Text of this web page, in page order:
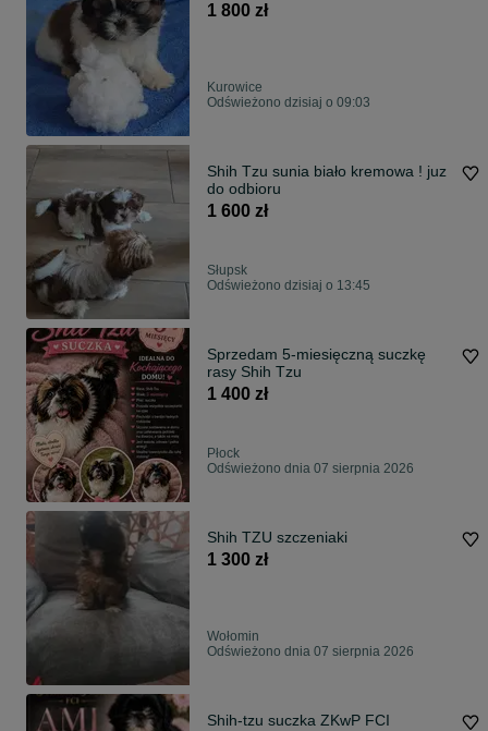
1 800 zł
Kurowice
Odświeżono dzisiaj o 09:03
Shih Tzu sunia biało kremowa ! juz
do odbioru
1 600 zł
Słupsk
Odświeżono dzisiaj o 13:45
Sprzedam 5-miesięczną suczkę
rasy Shih Tzu
1 400 zł
Płock
Odświeżono dnia 07 sierpnia 2026
Shih TZU szczeniaki
1 300 zł
Wołomin
Odświeżono dnia 07 sierpnia 2026
Shih-tzu suczka ZKwP FCI